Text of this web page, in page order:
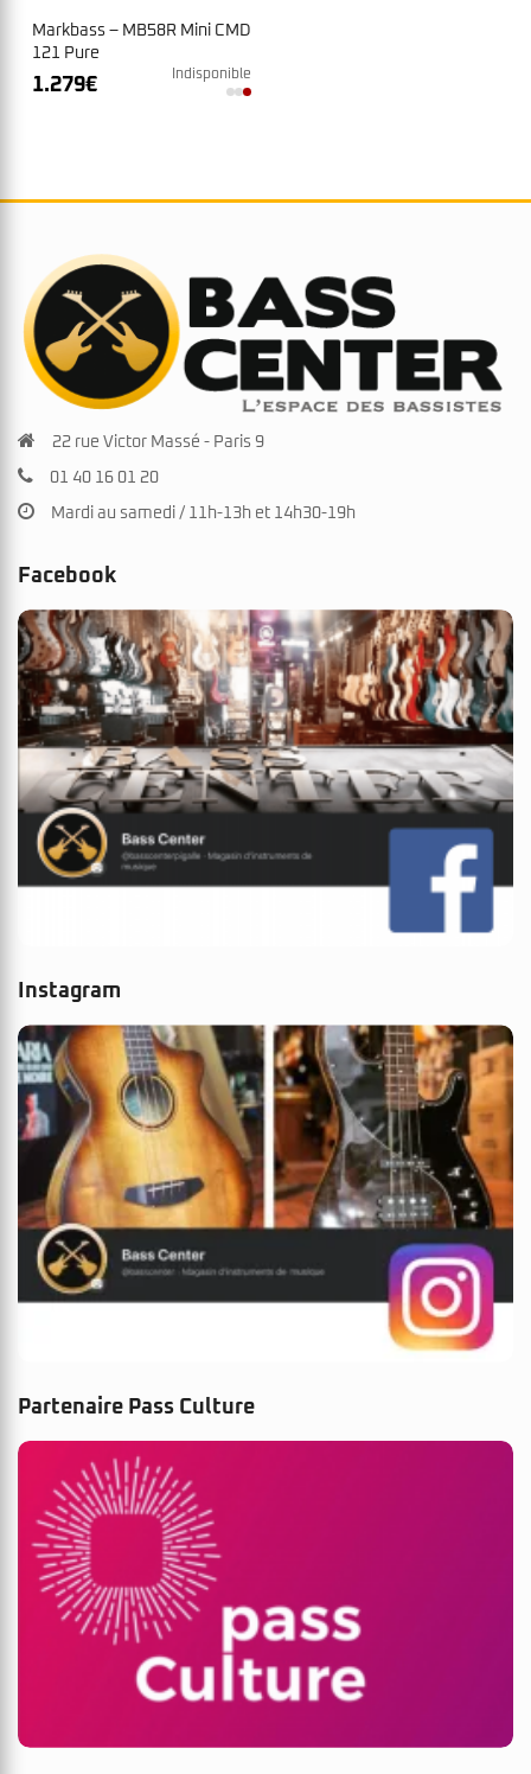
Markbass – MB58R Mini CMD
121 Pure
1.279€ Indisponible
22 rue Victor Massé - Paris 9
01 40 16 01 20
Mardi au samedi / 11h-13h et 14h30-19h
Facebook
Instagram
Partenaire Pass Culture